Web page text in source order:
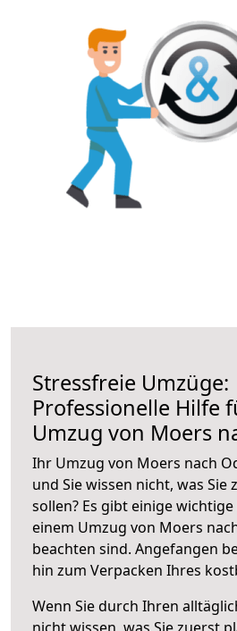
Stressfreie Umzüge:
Professionelle Hilfe
Umzug von Moers
Ihr Umzug von Moers nach
und Sie wissen nicht, was Sie
sollen? Es gibt einige
einem Umzug von Moers
beachten sind. Angefangen
hin zum Verpacken Ihres
Wenn Sie durch Ihren